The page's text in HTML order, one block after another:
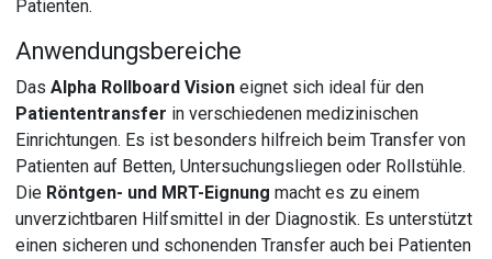
Patienten.
Anwendungsbereiche
DasAlpha Rollboard Vision eignet sich ideal für den
Patiententransfer in verschiedenen medizinischen
Einrichtungen. Es ist besonders hilfreich beim Transfer von
Patienten auf Betten, Untersuchungsliegen oder Rollstühle.
Die Röntgen- und MRT-Eignung macht es zu einem
unverzichtbaren Hilfsmittel in der Diagnostik. Es unterstützt
einen sicheren und schonenden Transfer auch bei Patienten